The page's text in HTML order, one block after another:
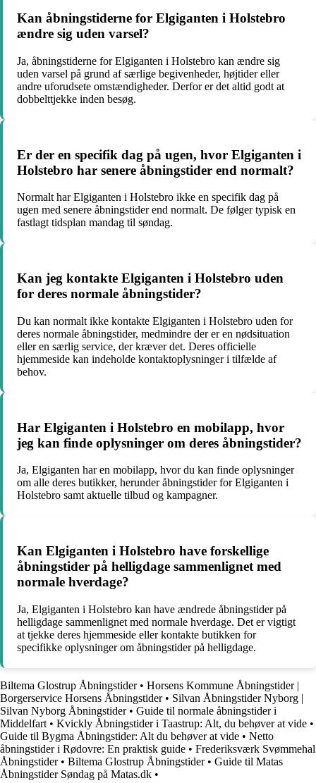
Kan åbningstiderne for Elgiganten i Holstebro
ændre sig uden varsel?
Ja, åbningstiderne for Elgiganten i Holstebro kan ændre sig
uden varsel på grund af særlige begivenheder, højtider eller
andre uforudsete omstændigheder. Derfor er det altid godt at
dobbelttjekke inden besøg.
Er der en specifik dag på ugen, hvor Elgiganten i
Holstebro har senere åbningstider end normalt?
Normalt har Elgiganten i Holstebro ikke en specifik dag på
ugen med senere åbningstider end normalt. De følger typisk en
fastlagt tidsplan mandag til søndag.
Kan jeg kontakte Elgiganten i Holstebro uden
for deres normale åbningstider?
Du kan normalt ikke kontakte Elgiganten i Holstebro uden for
deres normale åbningstider, medmindre der er en nødsituation
eller en særlig service, der kræver det. Deres officielle
hjemmeside kan indeholde kontaktoplysninger i tilfælde af
behov.
Har Elgiganten i Holstebro en mobilapp, hvor
jeg kan finde oplysninger om deres åbningstider?
Ja, Elgiganten har en mobilapp, hvor du kan finde oplysninger
om alle deres butikker, herunder åbningstider for Elgiganten i
Holstebro samt aktuelle tilbud og kampagner.
Kan Elgiganten i Holstebro have forskellige
åbningstider på helligdage sammenlignet med
normale hverdage?
Ja, Elgiganten i Holstebro kan have ændrede åbningstider på
helligdage sammenlignet med normale hverdage. Det er vigtigt
at tjekke deres hjemmeside eller kontakte butikken for
specifikke oplysninger om åbningstider på helligdage.
Biltema Glostrup Åbningstider• Horsens Kommune Åbningstider |
Borgerservice Horsens Åbningstider• Silvan Åbningstider Nyborg |
Silvan Nyborg Åbningstider• Guide til normale åbningstider i
Middelfart • Kvickly Åbningstider i Taastrup: Alt, du behøver at vide •
Guide til Bygma Åbningstider: Alt du behøver at vide • Netto
åbningstider i Rødovre: En praktisk guide • Frederiksværk Svømmehal
Åbningstider• Biltema Glostrup Åbningstider• Guide til Matas
Åbningstider Søndag på Matas.dk •